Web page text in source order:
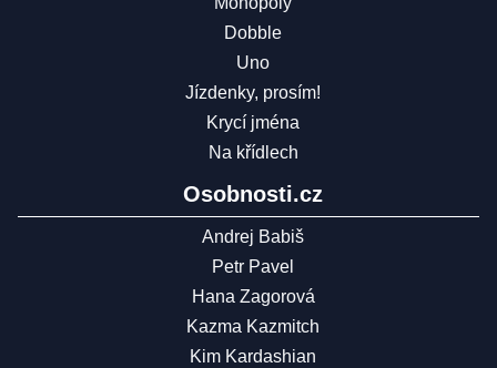
Dobble
Uno
Jízdenky, prosím!
Krycí jména
Na křídlech
Osobnosti.cz
Andrej Babiš
Petr Pavel
Hana Zagorová
Kazma Kazmitch
Kim Kardashian